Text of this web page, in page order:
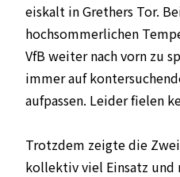
eiskalt in Grethers Tor.
hochsommerlichen
VfB weiter nach vorn zu
immer auf
aufpassen. Leider fielen
Trotzdem zeigte die
kollektiv viel Einsatz